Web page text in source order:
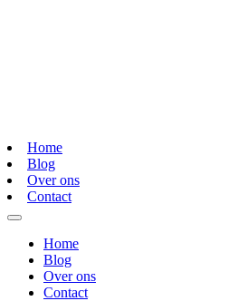
Home
Blog
Over ons
Contact
Home
Blog
Over ons
Contact